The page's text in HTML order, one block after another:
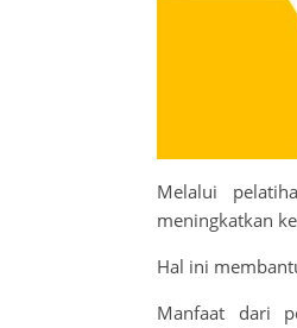
Melalui
meningkatkan
Hal ini
Manfaat dari